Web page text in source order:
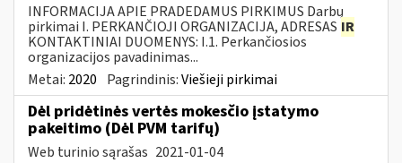
INFORMACIJA APIE PRADEDAMUS PIRKIMUS Darbų
pirkimai I. PERKANČIOJI ORGANIZACIJA, ADRESAS IR
KONTAKTINIAI DUOMENYS: I.1. Perkančiosios
organizacijos pavadinimas...
Metai: 2020 Pagrindinis:Viešieji pirkimai
Dėl pridėtinės vertės mokesčio įstatymo
pakeitimo (Dėl PVM tarifų)
Web turinio sąrašas 2021-01-04